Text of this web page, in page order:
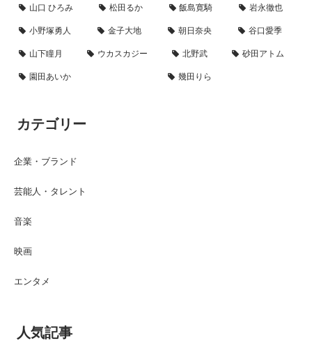
山口 ひろみ
松田るか 飯島寛騎
岩永徹也
小野塚勇人
金子大地 朝日奈央
谷口愛季
山下瞳月
ウカスカジー 北野武
砂田アトム
園田あいか
幾田りら
カテゴリー
企業・ブランド
芸能人・タレント
音楽
映画
エンタメ
人気記事